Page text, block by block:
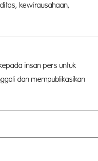
kewirausahaan,
insan pers untuk
dan mempublikasikan